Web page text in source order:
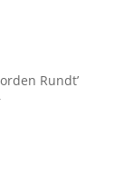
Rundt’